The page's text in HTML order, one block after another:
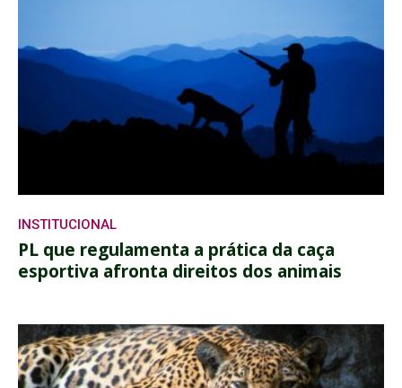
INSTITUCIONAL
PL que regulamenta a prática da caça
esportiva afronta direitos dos animais